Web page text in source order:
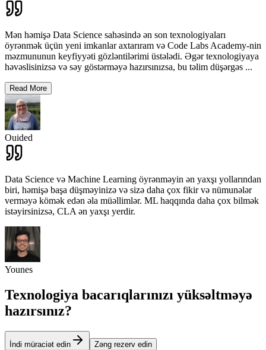
Mən həmişə Data Science sahəsində ən son texnologiyaları
öyrənmək üçün yeni imkanlar axtarıram və Code Labs Academy-nin
məzmununun keyfiyyəti gözləntilərimi üstələdi. Əgər texnologiyaya
həvəslisinizsə və səy göstərməyə hazırsınızsa, bu təlim düşərgəs ...
Read More
Ouided
Data Science və Machine Learning öyrənməyin ən yaxşı yollarından
biri, həmişə başa düşməyinizə və sizə daha çox fikir və nümunələr
verməyə kömək edən əla müəllimlər. ML haqqında daha çox bilmək
istəyirsinizsə, CLA ən yaxşı yerdir.
Younes
Texnologiya bacarıqlarınızı yüksəltməyə
hazırsınız?
İndi müraciət edin Zəng rezerv edin